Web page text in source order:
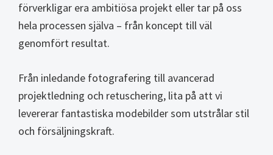
förverkligar era ambitiösa projekt eller tar på oss
hela processen själva – från koncept till väl
genomfört resultat.
Från inledande fotografering till avancerad
projektledning och retuschering, lita på att vi
levererar fantastiska modebilder som utstrålar stil
och försäljningskraft.